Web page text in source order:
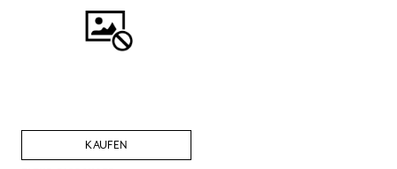
KAUFEN